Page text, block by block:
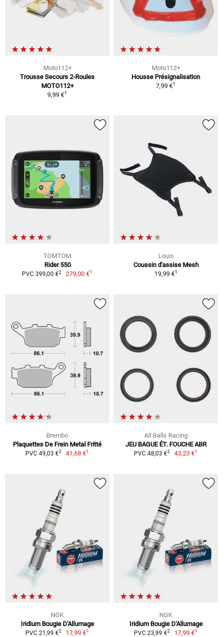
Moto112+
Trousse Secours 2-Roules
MOTO112+
9,99 €1
Moto112+
Housse Présignalisation
7,99 €1
TOMTOM
Rider 550
PVC 399,00 €2 279,00 €1
Louis
Coussin d'assise Mesh
19,99 €1
Brembo
Plaquettes De Frein Metal Fritté
PVC 49,03 €2 41,68 €1
All Balls Racing
JEU BAGUE ÉT. FOUCHE ABR
PVC 48,03 €2 43,23 €1
NGK
Iridium Bougie D'Allumage
PVC 21,99 €2 17,99 €1
NGK
Iridium Bougie D'Allumage
PVC 23,99 €2 17,99 €1